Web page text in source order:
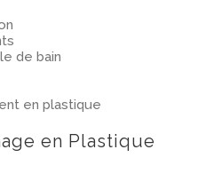
de bain
en plastique
en Plastique